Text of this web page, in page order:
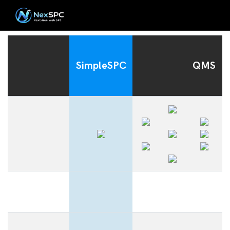
SimpleSPC QMS